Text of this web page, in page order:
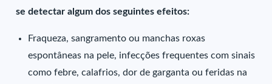
se detectar algum dos seguintes efeitos:
Fraqueza, sangramento ou manchas roxas
espontâneas na pele, infecções frequentes com sinais
como febre, calafrios, dor de garganta ou feridas na